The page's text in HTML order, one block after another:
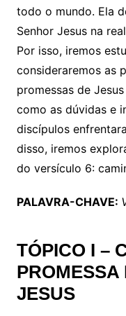
todo o mundo. Ela
Senhor Jesus na
Por isso, iremos
consideraremos as
promessas de
como as dúvidas e
discípulos
disso, iremos
do versículo 6:
PALAVRA-CHAVE:
TÓPICO I –
PROMESSA
JESUS